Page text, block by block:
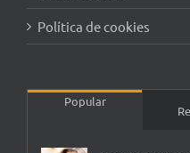
Política de cookies
Popular